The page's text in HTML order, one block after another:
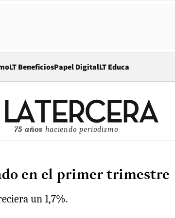
LT BeneficiosPapel DigitalOpens in new window
LT Educa
75 años haciendo periodismo
en el primer trimestre
un 1,7%.